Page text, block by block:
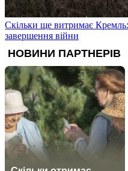
Скільки ще витримає Кремль:
завершення війни